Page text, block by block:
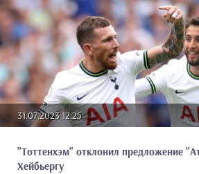
31.07.2023 12:25
"Тоттенхэм" отклонил предложение
Хейбьергу